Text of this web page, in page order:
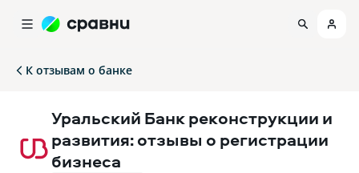
К отзывам о банке
Уральский Банк реконструкции и
развития: отзывы о регистрации
бизнеса